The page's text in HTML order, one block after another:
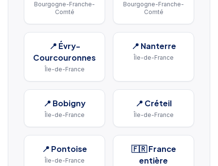
Bourgogne-Franche-
Comté
Bourgogne-Franche-
Comté
📍 Évry-
Courcouronnes
Île-de-France
📍 Nanterre
Île-de-France
📍 Bobigny
Île-de-France
📍 Créteil
Île-de-France
📍 Pontoise
Île-de-France
🇫🇷 France
entière